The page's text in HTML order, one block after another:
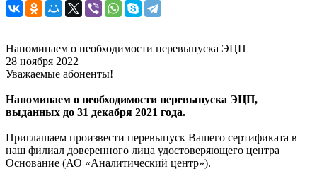
Напоминаем о необходимости перевыпуска ЭЦП
28 ноября 2022
Уважаемые абоненты!
Напоминаем о необходимости перевыпуска ЭЦП,
выданных до 31 декабря 2021 года.
Приглашаем произвести перевыпуск Вашего сертификата в
наш филиал доверенного лица удостоверяющего центра
Основание (АО «Аналитический центр»).